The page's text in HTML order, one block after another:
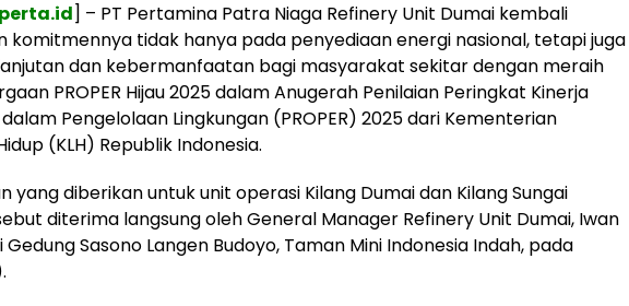
] – PT Pertamina Patra Niaga Refinery Unit Dumai kembali
komitmennya tidak hanya pada penyediaan energi nasional, tetapi juga
dan kebermanfaatan bagi masyarakat sekitar dengan meraih
PROPER Hijau 2025 dalam Anugerah Penilaian Peringkat Kinerja
Pengelolaan Lingkungan (PROPER) 2025 dari Kementerian
(KLH) Republik Indonesia.
yang diberikan untuk unit operasi Kilang Dumai dan Kilang Sungai
diterima langsung oleh General Manager Refinery Unit Dumai, Iwan
Gedung Sasono Langen Budoyo, Taman Mini Indonesia Indah, pada